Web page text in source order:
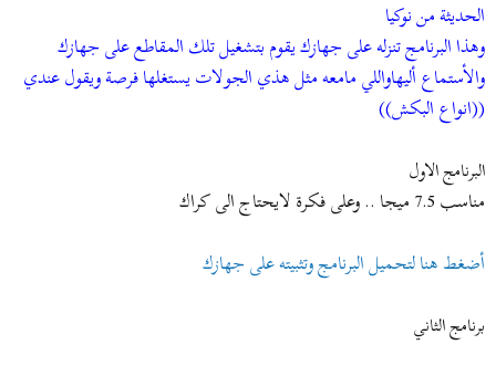
الحديثة من نوكيا
وهذا البرنامج تنزله على جهازك يقوم بتشغيل تلك المقاطع على جهازك
والأستماع أليهاواللي مامعه مثل هذي الجولات يستغلها فرصة ويقول عندي
((انواع البكش))
البرنامج الاول
مناسب 7.5 ميجا .. وعلى فكرة لايحتاج الى كراك
أضغط هنا لتحميل البرنامج وتثبيته على جهازك
برنامج الثاني